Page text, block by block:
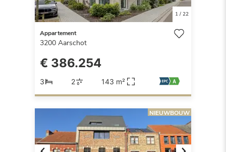
1/ 22
Appartement
3200 Aarschot
€ 386.254
3 2 143 m²
NIEUWBOUW